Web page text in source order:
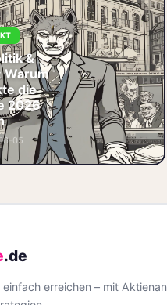
&
Warum
die
2026
05
Geopolitik & Börse:
DAX bei
24 974 Punkten,
Goldrekord
2 840 USD, Brent
71,80 USD – wie
Konflikte 2026 die
Märkte pr
🏷️ Geopolitik
🏷️ Markt
🏷️ Risiko
🎯 Diversifikation
.de
einfach erreichen – mit